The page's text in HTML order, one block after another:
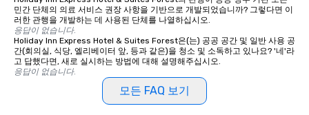
민간 단체의 의료 서비스 권장 사항을 기반으로 개발되었습니까? 그렇다면 이
러한 관행을 개발하는 데 사용된 단체를 나열하십시오.
응답이 없습니다.
Holiday Inn Express Hotel & Suites Forest은(는) 공공 공간 및 일반 사용 공
간(회의실, 식당, 엘리베이터 앞, 등과 같은)을 청소 및 소독하고 있나요? '네'라
고 답했다면, 새로 실시하는 방법에 대해 설명해주십시오.
응답이 없습니다.
모든 FAQ 보기